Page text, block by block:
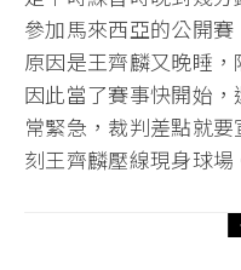
參加馬來西亞的公開
原因是王齊麟又晚睡，
因此當了賽事快開始
常緊急，裁判差點就
刻王齊麟壓線現身球場